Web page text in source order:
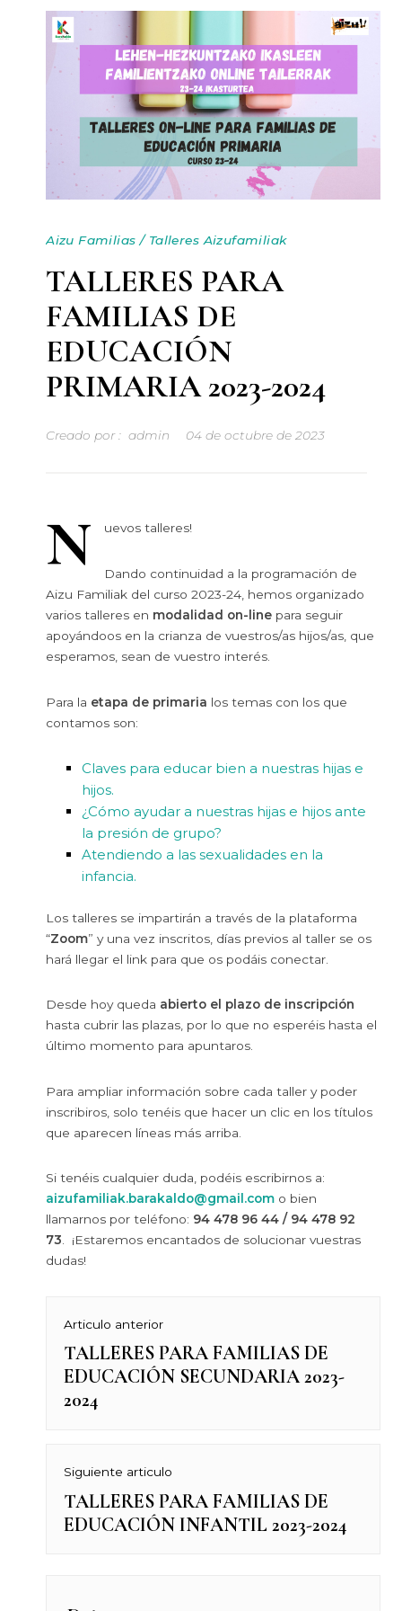
Aizu Familias / Talleres Aizufamiliak
TALLERES PARA
FAMILIAS DE
EDUCACIÓN
PRIMARIA 2023-2024
Creado por : admin 04 de octubre de 2023
N uevos talleres!
Dando continuidad a la programación de
Aizu Familiak del curso 2023-24, hemos organizado
varios talleres en modalidad on-line para seguir
apoyándoos en la crianza de vuestros/as hijos/as, que
esperamos, sean de vuestro interés.
Para la etapa de primaria los temas con los que
contamos son:
Claves para educar bien a nuestras hijas e
hijos.
¿Cómo ayudar a nuestras hijas e hijos ante
la presión de grupo?
Atendiendo a las sexualidades en la
infancia.
Los talleres se impartirán a través de la plataforma
“Zoom” y una vez inscritos, días previos al taller se os
hará llegar el link para que os podáis conectar.
Desde hoy queda abierto el plazo de inscripción
hasta cubrir las plazas, por lo que no esperéis hasta el
último momento para apuntaros.
Para ampliar información sobre cada taller y poder
inscribiros, solo tenéis que hacer un clic en los títulos
que aparecen líneas más arriba.
Si tenéis cualquier duda, podéis escribirnos a:
aizufamiliak.barakaldo@gmail.com o bien
llamarnos por teléfono: 94 478 96 44 / 94 478 92
73 . ¡Estaremos encantados de solucionar vuestras
dudas!
Navegación
de
entradas
Articulo anterior
Previous
post:
TALLERES PARA FAMILIAS DE
EDUCACIÓN SECUNDARIA 2023-
2024
Siguiente articulo
Next
post:
TALLERES PARA FAMILIAS DE
EDUCACIÓN INFANTIL 2023-2024